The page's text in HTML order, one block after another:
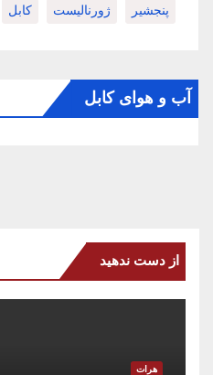
پنجشیر ژورنالیست کابل
آب و هوای کابل
از دست ندهید
هرات